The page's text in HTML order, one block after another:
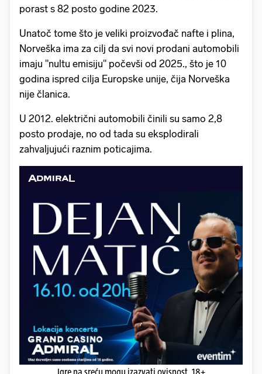
porast s 82 posto godine 2023.
Unatoč tome što je veliki proizvođač nafte i plina,
Norveška ima za cilj da svi novi prodani automobili
imaju "nultu emisiju" počevši od 2025., što je 10
godina ispred cilja Europske unije, čija Norveška
nije članica.
U 2012. električni automobili činili su samo 2,8
posto prodaje, no od tada su eksplodirali
zahvaljujući raznim poticajima.
Igre na sreću mogu izazvati ovisnost. 18+